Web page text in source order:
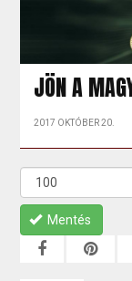
JÖN A
2017 OKTÓBER 20.
Mentés